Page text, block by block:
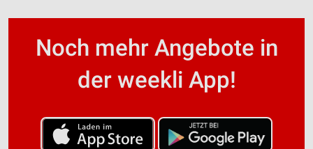
Noch mehr Angebote in
der weekli App!